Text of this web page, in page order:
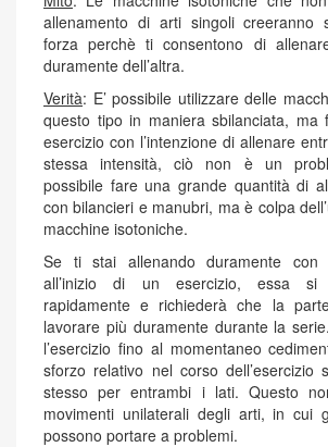
allenamento di arti singoli creeranno
forza perchè ti consentono di
duramente dell’altra.
Verità: E’ possibile utilizzare delle
questo tipo in maniera sbilanciata, ma
esercizio con l’intenzione di allenare
stessa intensità, ciò non è un
possibile fare una grande quantità di
con bilancieri e manubri, ma è colpa
macchine isotoniche.
Se ti stai allenando duramente con
all’inizio di un esercizio, essa si
rapidamente e richiederà che la
lavorare più duramente durante la
l’esercizio fino al momentaneo
sforzo relativo nel corso dell’esercizio
stesso per entrambi i lati. Questo
movimenti unilaterali degli arti, in cui
possono portare a problemi.